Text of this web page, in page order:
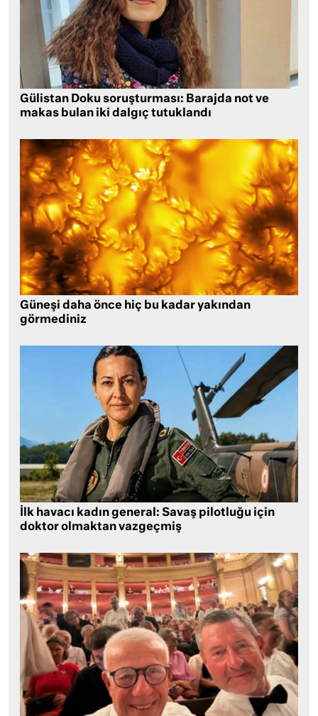
Gülistan Doku soruşturması: Barajda not ve
makas bulan iki dalgıç tutuklandı
Güneşi daha önce hiç bu kadar yakından
görmediniz
İlk havacı kadın general: Savaş pilotluğu için
doktor olmaktan vazgeçmiş